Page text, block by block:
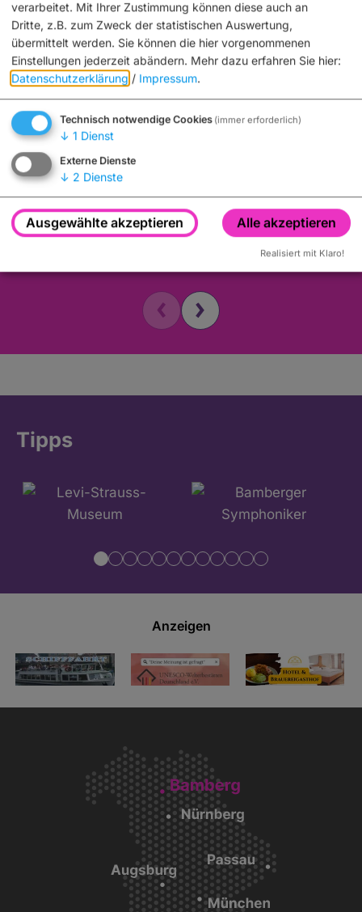
Theater
9. August 2026
19:30 Uhr
In der Bar zum Grammophon
Tipps
Anzeigen
verarbeitet. Mit Ihrer Zustimmung können diese auch an
Dritte, z.B. zum Zweck der statistischen Auswertung,
übermittelt werden. Sie können die hier vorgenommenen
Einstellungen jederzeit abändern. Mehr dazu erfahren Sie hier:
Datenschutzerklärung / Impressum.
Technisch notwendige Cookies (immer erforderlich)
↓ 1 Dienst
Externe Dienste
↓ 2 Dienste
Ausgewählte akzeptieren Alle akzeptieren
Realisiert mit Klaro!